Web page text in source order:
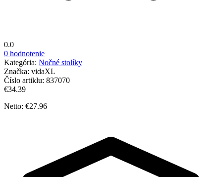
0.0
0 hodnotenie
Kategória: Nočné stolíky
Značka: vidaXL
Číslo artiklu: 837070
€34.39
Netto: €27.96